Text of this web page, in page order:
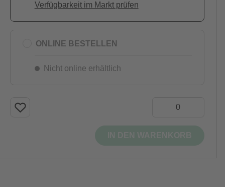
Verfügbarkeit im Markt prüfen
ONLINE BESTELLEN
Nicht online erhältlich